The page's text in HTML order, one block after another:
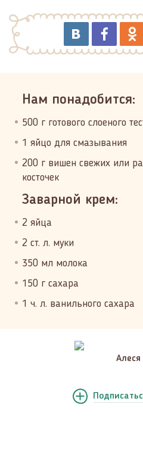
Нам понадобится:
500 г готового слоеного
1 яйцо для смазывания
200 г вишен свежих или
косточек
Заварной крем:
2 яйца
2 ст. л. муки
350 мл молока
150 г сахара
1 ч. л. ванильного сахара
Алеся